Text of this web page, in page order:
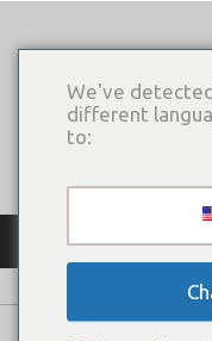
We've
different
to: